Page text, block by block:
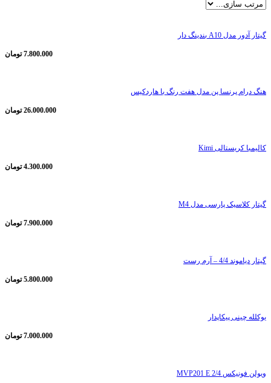
گیتار آدور مدل A10 بندینگ دار
7.800.000 تومان
هنگ درام پرنسا پن مدل هفت رنگ با هاردکیس
26.000.000 تومان
کالیمبا کریستالی Kimi
4.300.000 تومان
گیتار کلاسیک پارسی مدل M4
7.900.000 تومان
گیتار دیاموند 4/4 – آرم رست
5.800.000 تومان
یوکلله چینی پیکاپدار
7.000.000 تومان
ویولن فونیکس MVP201 E 2/4